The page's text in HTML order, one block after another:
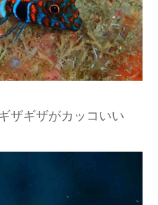
ザギザがカッコいい